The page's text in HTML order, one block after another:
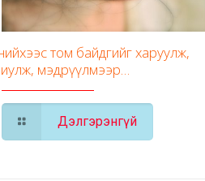
том байдгийг харуулж,
мэдрүүлмээр…
Дэлгэрэнгүй